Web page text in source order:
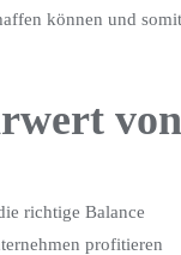
können und somit
von
richtige Balance
profitieren